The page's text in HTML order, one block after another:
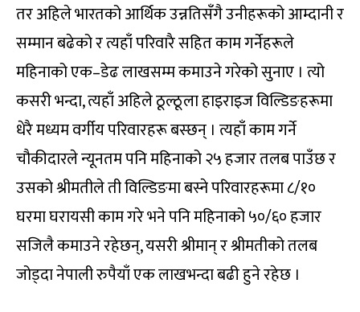
तर अहिले भारतको आर्थिक उन्नतिसँगै उनीहरूको आम्दानी र
सम्मान बढेको र त्यहाँ परिवारै सहित काम गर्नेहरूले
महिनाको एक–डेढ लाखसम्म कमाउने गरेको सुनाए । त्यो
कसरी भन्दा, त्यहाँ अहिले ठूल्ठूला हाइराइज विल्डिङहरूमा
धेरै मध्यम वर्गीय परिवारहरू बस्छन् । त्यहाँ काम गर्ने
चौकीदारले न्यूनतम पनि महिनाको २५ हजार तलब पाउँछ र
उसको श्रीमतीले ती विल्डिङमा बस्ने परिवारहरूमा ८/१०
घरमा घरायसी काम गरे भने पनि महिनाको ५०/६० हजार
सजिलै कमाउने रहेछन्, यसरी श्रीमान् र श्रीमतीको तलब
जोड्दा नेपाली रुपैयाँ एक लाखभन्दा बढी हुने रहेछ ।